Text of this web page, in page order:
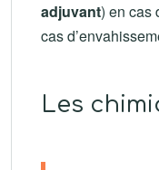
adjuvant) en cas
cas
Les